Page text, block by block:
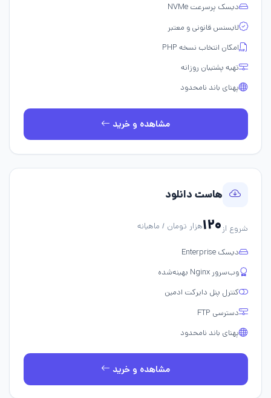
دیسک پرسرعت NVMe
لایسنس قانونی و معتبر
امکان انتخاب نسخه PHP
تهیه پشتیبان روزانه
پهنای باند نامحدود
مشاهده و خرید
هاست دانلود
شروع از ۱۲۰هزار تومان / ماهیانه
دیسک Enterprise
وب‌سرور Nginx بهینه‌شده
کنترل پنل دایرکت ادمین
دسترسی FTP
پهنای باند نامحدود
مشاهده و خرید